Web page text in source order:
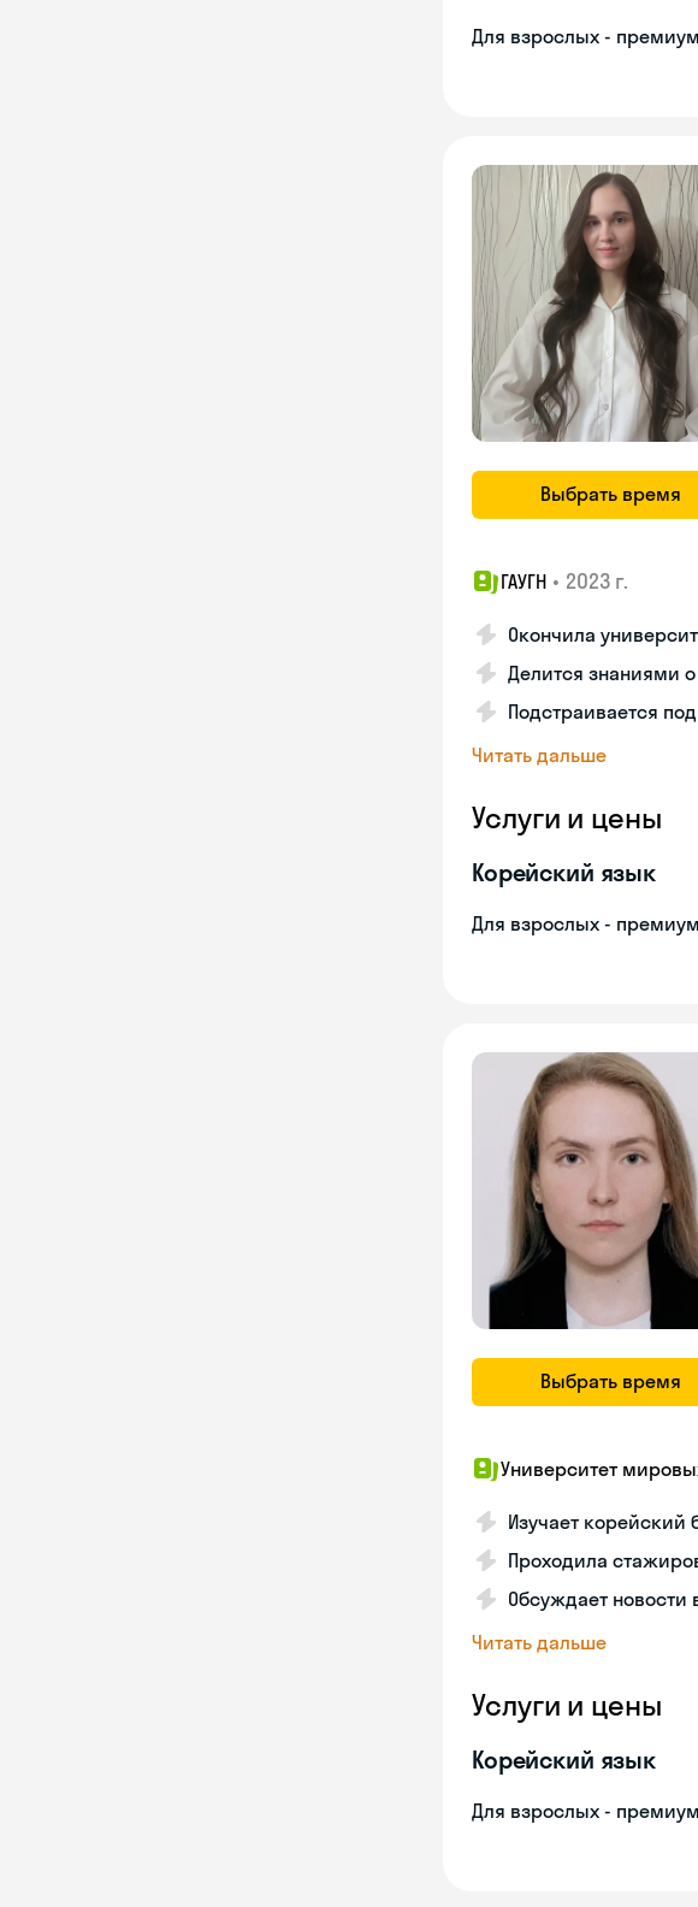
Для взрослых - премиум
Выбрать время
ГАУГН • 2023 г.
Окончила
Делится знаниями
Подстраивается
Читать дальше
Услуги и цены
Корейский язык
Для взрослых - премиум
Выбрать время
Университет
Изучает корейский
Проходила
Обсуждает
Читать дальше
Услуги и цены
Корейский язык
Для взрослых - премиум